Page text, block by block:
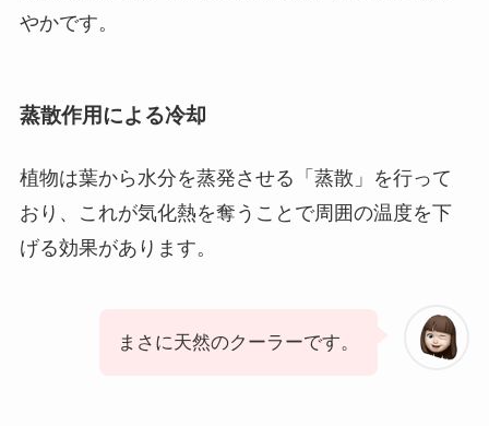
やかです。
蒸散作用による冷却
植物は葉から水分を蒸発させる「蒸散」を行って
おり、これが気化熱を奪うことで周囲の温度を下
げる効果があります。
まさに天然のクーラーです。